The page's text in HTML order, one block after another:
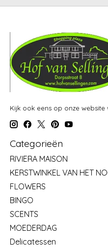
Kijk ook eens op onze website
Categorieën
RIVIERA MAISON
KERSTWINKEL VAN HET
FLOWERS
BINGO
SCENTS
MOEDERDAG
Delicatessen